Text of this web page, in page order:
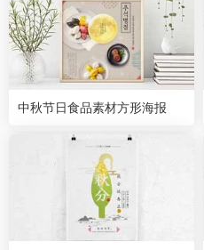
中秋节日食品素材方形海报